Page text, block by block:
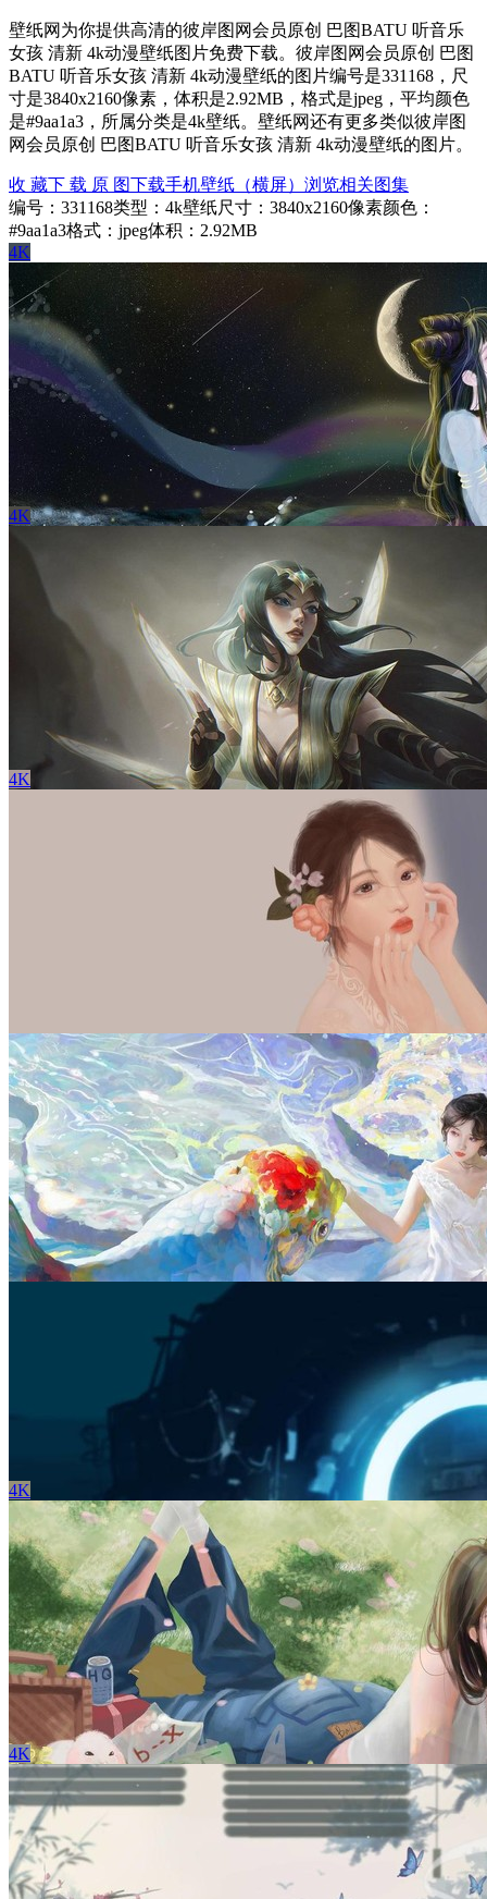
壁纸网为你提供高清的彼岸图网会员原创 巴图BATU 听音乐
女孩 清新 4k动漫壁纸图片免费下载。彼岸图网会员原创 巴图
BATU 听音乐女孩 清新 4k动漫壁纸的图片编号是331168，尺
寸是3840x2160像素，体积是2.92MB，格式是jpeg，平均颜色
是#9aa1a3，所属分类是4k壁纸。壁纸网还有更多类似彼岸图
网会员原创 巴图BATU 听音乐女孩 清新 4k动漫壁纸的图片。
收 藏下 载 原 图下载手机壁纸（横屏） 浏览相关图集
编号：331168类型：4k壁纸尺寸：3840x2160像素颜色：
#9aa1a3格式：jpeg体积：2.92MB
4K
彼岸图网会员原创 巴图BATU 古风女孩 丝绸 夜晚海 月亮 蝴
立 即 下 载
收 藏
4K
彼岸图网会员原创 lol英雄联盟光明哨兵-Irelia 同人 4K壁纸
4K
彼岸图网会员原创 韩服 花朵 女孩 唯美4k动漫壁纸 by巴图
立 即 下 载 收 藏
大海 鱼 女孩 唯美 4k动漫壁纸背景图
立 即 下 载
插图 艺术 超宽 女孩 栏杆 5k动漫壁纸
立 即 下 载收 藏
4K
4K